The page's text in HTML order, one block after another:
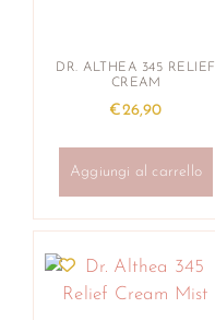
DR. ALTHEA 345 RELIEF
CREAM
€26,90
Aggiungi al carrello